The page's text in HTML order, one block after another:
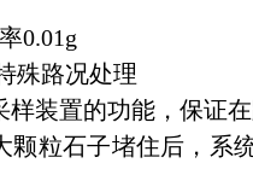
0.01g
殊路况处理
样装置的功能，保证
颗粒石子堵住后，系